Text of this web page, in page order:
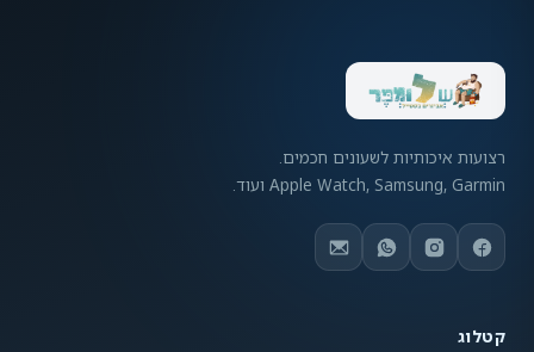
רצועות איכותיות לשעונים חכמים.
Apple Watch, Samsung, Garmin ועוד.
קטלוג